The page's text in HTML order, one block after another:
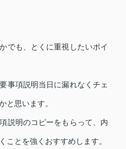
でも、とくに重視したいポイ
事項説明当日に漏れなくチェ
と思います。
説明のコピーをもらって、内
ことを強くおすすめします。